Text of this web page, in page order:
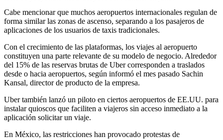
Cabe mencionar que muchos aeropuertos internacionales regulan de
forma similar las zonas de ascenso, separando a los pasajeros de
aplicaciones de los usuarios de taxis tradicionales.
Con el crecimiento de las plataformas, los viajes al aeropuerto
constituyen una parte relevante de su modelo de negocio. Alrededor
del 15% de las reservas brutas de Uber corresponden a traslados
desde o hacia aeropuertos, según informó el mes pasado Sachin
Kansal, director de producto de la empresa.
Uber también lanzó un piloto en ciertos aeropuertos de EE.UU. para
instalar quioscos que faciliten a viajeros sin acceso inmediato a la
aplicación solicitar un viaje.
En México, las restricciones han provocado protestas de